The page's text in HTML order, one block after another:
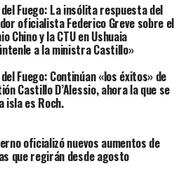
Fuego: La insólita respuesta del
oficialista Federico Greve sobre el
Chino y la CTU en Ushuaia
a la ministra Castillo»
Fuego: Continúan «los éxitos» de
Castillo D’Alessio, ahora la que se
isla es Roch.
oficializó nuevos aumentos de
que regirán desde agosto